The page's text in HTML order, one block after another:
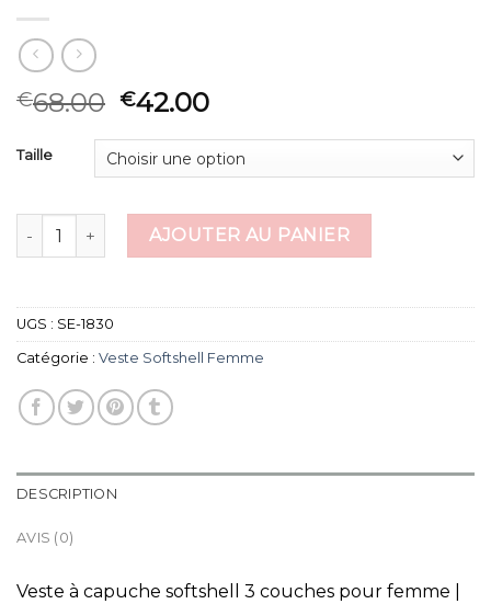
€68.00 €42.00
Taille
quantité de veste softshell femme
AJOUTER AU PANIER
UGS : SE-1830
Catégorie : Veste Softshell Femme
DESCRIPTION
AVIS (0)
Veste à capuche softshell 3 couches pour femme |